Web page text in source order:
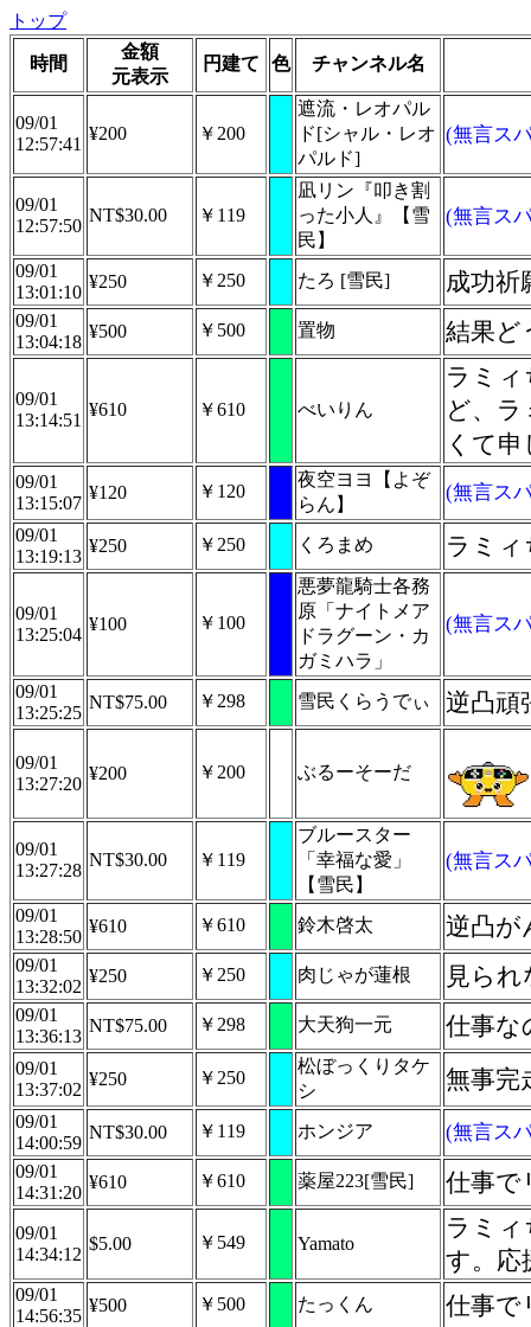
トップ
時間
金額
元表示
円建て 色 チャンネル名
09/01
12:57:41
¥200 ￥200
遮流・レオパル
ド[シャル・レオ
パルド]
(無言ス
09/01
12:57:50
NT$30.00 ￥119
凪リン『叩き割
った小人』【雪
民】
(無言ス
09/01
13:01:10
¥250 ￥250 たろ [雪民] 成功祈
09/01
13:04:18
¥500 ￥500 置物 結果
09/01
13:14:51
¥610 ￥610 べいりん
ラミ
ど、
くて
09/01
13:15:07
¥120 ￥120
夜空ヨヨ【よぞ
らん】
(無言ス
09/01
13:19:13
¥250 ￥250 くろまめ ラミ
09/01
13:25:04
¥100 ￥100
悪夢龍騎士各務
原「ナイトメア
ドラグーン・カ
ガミハラ」
(無言ス
09/01
13:25:25
NT$75.00 ￥298 雪民くらうでぃ 逆凸頑
09/01
13:27:20
¥200 ￥200 ぶるーそーだ
09/01
13:27:28
NT$30.00 ￥119
ブルースター
「幸福な愛」
【雪民】
(無言ス
09/01
13:28:50
¥610 ￥610 鈴木啓太 逆凸が
09/01
13:32:02
¥250 ￥250 肉じゃが蓮根 見ら
09/01
13:36:13
NT$75.00 ￥298 大天狗一元 仕事な
09/01
13:37:02
¥250 ￥250
松ぼっくりタケ
シ
無事完
09/01
14:00:59
NT$30.00 ￥119 ホンジア (無言ス
09/01
14:31:20
¥610 ￥610 薬屋223[雪民] 仕事で
09/01
14:34:12
$5.00 ￥549 Yamato
ラミ
す。応
09/01
14:56:35
¥500 ￥500 たっくん 仕事で